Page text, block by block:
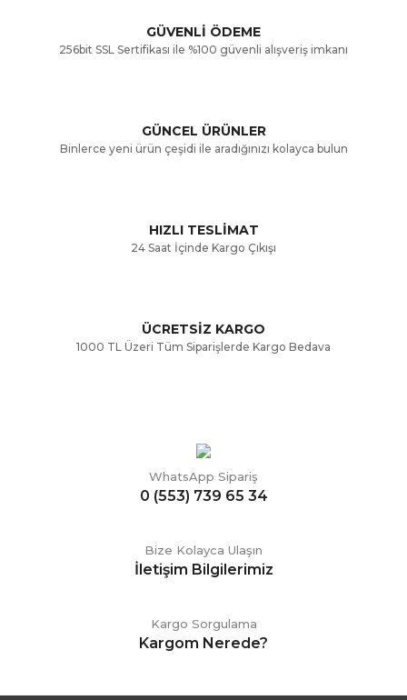
Ürün resmi kalitesiz, bozuk veya görüntülenemiyor.
Ürün bilgilerinde hatalar bulunuyor.
Gönder
GÜVENLİ ÖDEME
256bit SSL Sertifikası ile %100 güvenli alışveriş imkanı
GÜNCEL ÜRÜNLER
Binlerce yeni ürün çeşidi ile aradığınızı kolayca bulun
HIZLI TESLİMAT
24 Saat İçinde Kargo Çıkışı
ÜCRETSİZ KARGO
1000 TL Üzeri Tüm Siparişlerde Kargo Bedava
WhatsApp Sipariş
0 (553) 739 65 34
Bize Kolayca Ulaşın
İletişim Bilgilerimiz
Kargo Sorgulama
Kargom Nerede?